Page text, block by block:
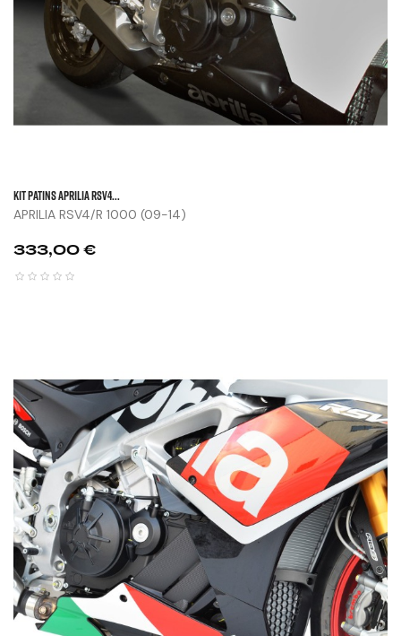
KIT PATINS APRILIA RSV4...
APRILIA RSV4/R 1000 (09-14)
Prix
333,00 €